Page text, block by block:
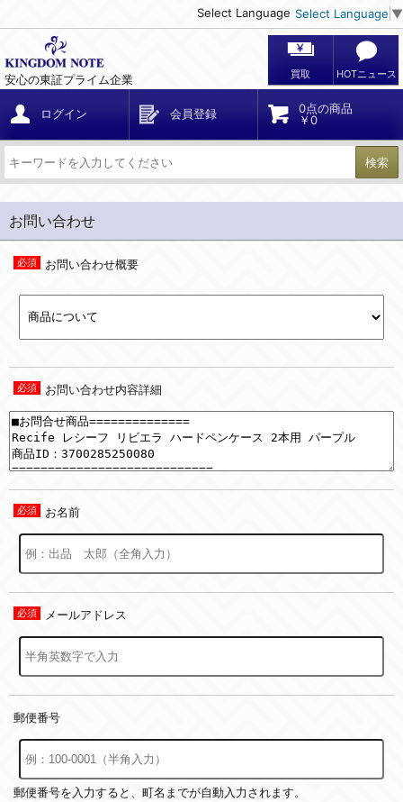
Select Language Select Language ▼
安心の東証プライム企業 買取 HOTニュース
ログイン 会員登録
0点の商品
￥0
検索
お問い合わせ
お問い合わせ概要
お問い合わせ内容詳細
お名前
メールアドレス
郵便番号
郵便番号を入力すると、町名までが自動入力されます。